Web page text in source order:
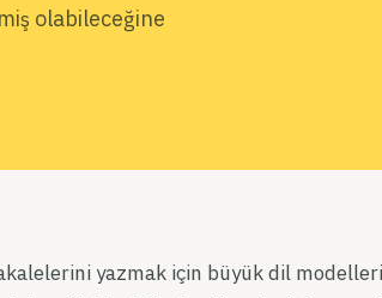
olabileceğine
yazmak için büyük dil